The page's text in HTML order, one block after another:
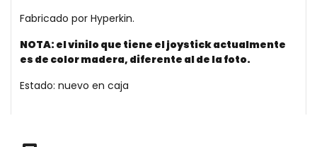
Fabricado por Hyperkin.
NOTA: el vinilo que tiene el joystick actualmente
es de color madera, diferente al de la foto.
Estado: nuevo en caja